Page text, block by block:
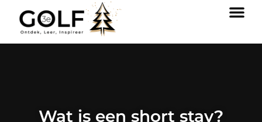
Wat is een short stay?